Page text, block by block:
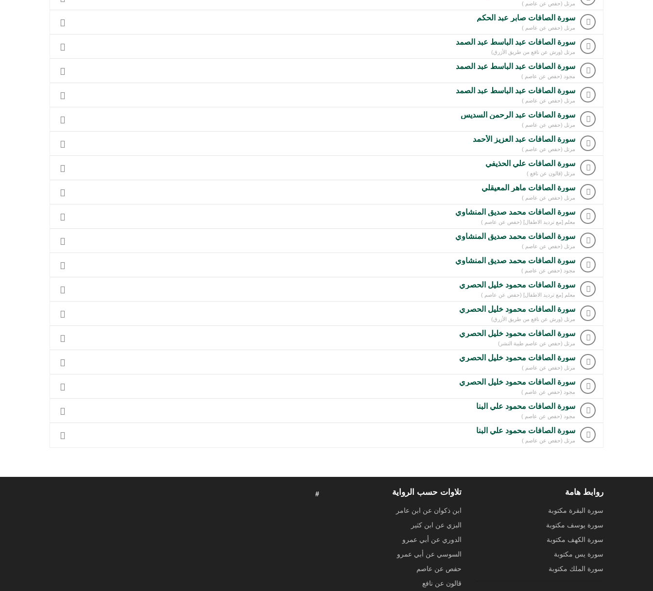
مرتل (حفص عن عاصم )
سورة الصافات صابر عبد الحكم
مرتل (حفص عن عاصم )
سورة الصافات عبد الباسط عبد الصمد
مرتل (ورش عن نافع من طريق الأزرق)
سورة الصافات عبد الباسط عبد الصمد
مجود (حفص عن عاصم )
سورة الصافات عبد الباسط عبد الصمد
مرتل (حفص عن عاصم )
سورة الصافات عبد الرحمن السديس
مرتل (حفص عن عاصم )
سورة الصافات عبد العزيز الأحمد
مرتل (حفص عن عاصم )
سورة الصافات علي الحذيفي
مرتل (قالون عن نافع )
سورة الصافات ماهر المعيقلي
مرتل (حفص عن عاصم )
سورة الصافات محمد صديق المنشاوي
معلم [مع ترديد الاطفال] (حفص عن عاصم )
سورة الصافات محمد صديق المنشاوي
مرتل (حفص عن عاصم )
سورة الصافات محمد صديق المنشاوي
مجود (حفص عن عاصم )
سورة الصافات محمود خليل الحصري
معلم [مع ترديد الاطفال] (حفص عن عاصم )
سورة الصافات محمود خليل الحصري
مرتل (ورش عن نافع من طريق الأزرق)
سورة الصافات محمود خليل الحصري
مرتل (حفص عن عاصم طيبة النشر)
سورة الصافات محمود خليل الحصري
مرتل (حفص عن عاصم )
سورة الصافات محمود خليل الحصري
مجود (حفص عن عاصم )
سورة الصافات محمود علي البنا
مجود (حفص عن عاصم )
سورة الصافات محمود علي البنا
مرتل (حفص عن عاصم )
روابط هامة
سورة البقرة مكتوبة
سورة يوسف مكتوبة
سورة الكهف مكتوبة
سورة يس مكتوبة
سورة الملك مكتوبة
تلاوات حسب الرواية
ابن ذكوان عن ابن عامر
البزي عن ابن كثير
الدوري عن أبي عمرو
السوسي عن أبي عمرو
حفص عن عاصم
قالون عن نافع
#